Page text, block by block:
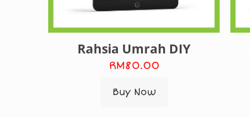
Rahsia Umrah DIY
RM80.00
Buy Now